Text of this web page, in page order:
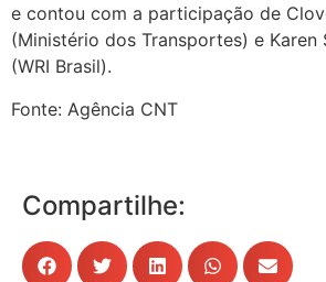
e contou com a participação de
(Ministério dos Transportes) e
(WRI Brasil).
Fonte: Agência CNT
Compartilhe: